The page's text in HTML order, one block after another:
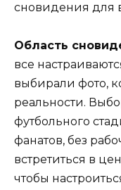
сновидения для
Область
все
выбирали фото,
реальности.
футбольного
фанатов, без
встретиться в
чтобы